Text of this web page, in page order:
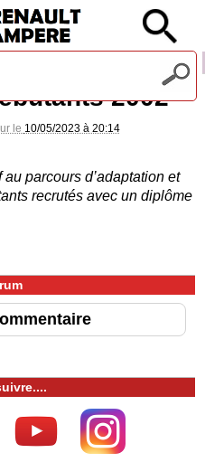
2002
le 10/05/2023 à 20:14
parcours d’adaptation et
recrutés avec un diplôme